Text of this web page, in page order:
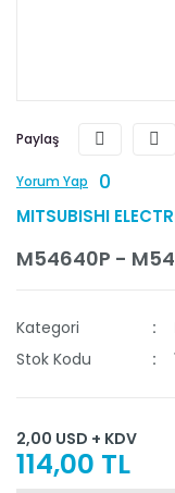
Paylaş
Yorum Yap 0
MITSUBISHI
M54640P -
Kategori
Stok Kodu
2,00 USD + KDV
114,00 TL